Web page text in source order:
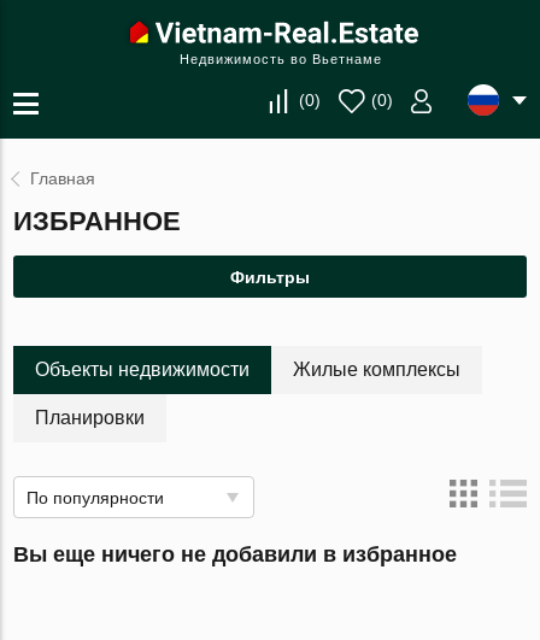
Недвижимость во Вьетнаме
(0) (0)
Главная
ИЗБРАННОЕ
Фильтры
Объекты недвижимости Жилые комплексы
Планировки
По популярности
Вы еще ничего не добавили в избранное